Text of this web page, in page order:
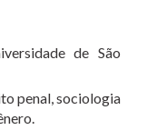
de São
penal, sociologia